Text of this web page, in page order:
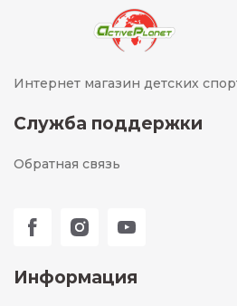
Интернет магазин детских
Служба поддержки
Обратная связь
Информация